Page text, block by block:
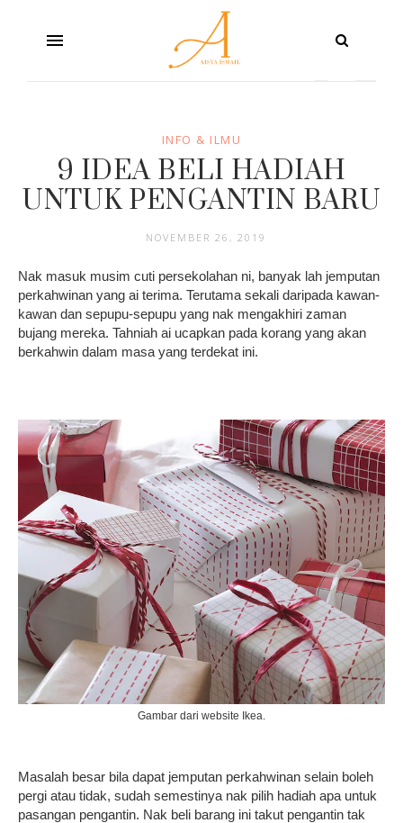
INFO & ILMU
9 IDEA BELI HADIAH
UNTUK PENGANTIN BARU
NOVEMBER 26, 2019
Nak masuk musim cuti persekolahan ni, banyak lah jemputan
perkahwinan yang ai terima. Terutama sekali daripada kawan-
kawan dan sepupu-sepupu yang nak mengakhiri zaman
bujang mereka. Tahniah ai ucapkan pada korang yang akan
berkahwin dalam masa yang terdekat ini.
Gambar dari website Ikea.
Masalah besar bila dapat jemputan perkahwinan selain boleh
pergi atau tidak, sudah semestinya nak pilih hadiah apa untuk
pasangan pengantin. Nak beli barang ini takut pengantin tak